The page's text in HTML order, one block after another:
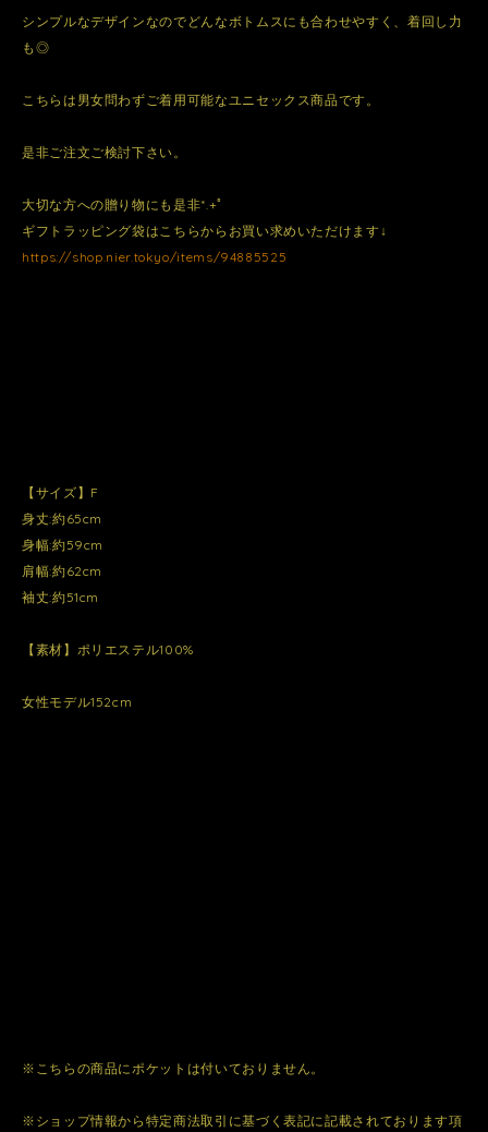
シンプルなデザインなのでどんなボトムスにも合わせやすく、着回し力
も◎
こちらは男女問わずご着用可能なユニセックス商品です。
是非ご注文ご検討下さい。
大切な方への贈り物にも是非*.+ﾟ
ギフトラッピング袋はこちらからお買い求めいただけます↓
https://shop.nier.tokyo/items/94885525
【サイズ】F
身丈:約65cm
身幅:約59cm
肩幅:約62cm
袖丈:約51cm
【素材】ポリエステル100%
女性モデル152cm
※こちらの商品にポケットは付いておりません。
※ショップ情報から特定商法取引に基づく表記に記載されております項